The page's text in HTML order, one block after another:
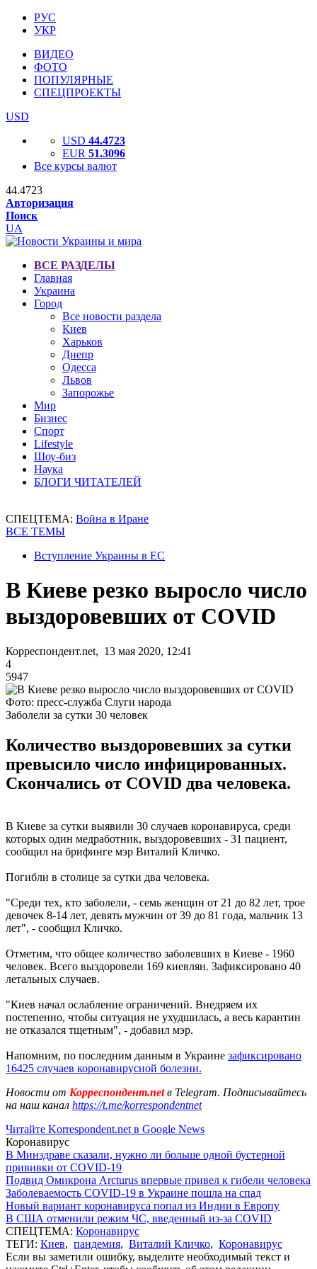
РУС
УКР
ВИДЕО
ФОТО
ПОПУЛЯРНЫЕ
СПЕЦПРОЕКТЫ
USD
USD 44.4723
EUR 51.3096
Все курсы валют
44.4723
Авторизация
Поиск
UA
ВСЕ РАЗДЕЛЫ
Главная
Украина
Город
Все новости раздела
Киев
Харьков
Днепр
Одесса
Львов
Запорожье
Мир
Бизнес
Спорт
Lifestyle
Шоу-биз
Наука
БЛОГИ ЧИТАТЕЛЕЙ
СПЕЦТЕМА: Война в Иране
ВСЕ ТЕМЫ
Вступление Украины в ЕС
В Киеве резко выросло число
выздоровевших от COVID
Корреспондент.net, 13 мая 2020, 12:41
4
5947
Фото: пресс-служба Слуги народа
Заболели за сутки 30 человек
Количество выздоровевших за сутки
превысило число инфицированных.
Скончались от COVID два человека.
В Киеве за сутки выявили 30 случаев коронавируса, среди
которых один медработник, выздоровевших - 31 пациент,
сообщил на брифинге мэр Виталий Кличко.
Погибли в столице за сутки два человека.
"Среди тех, кто заболели, - семь женщин от 21 до 82 лет, трое
девочек 8-14 лет, девять мужчин от 39 до 81 года, мальчик 13
лет", - сообщил Кличко.
Отметим, что общее количество заболевших в Киеве - 1960
человек. Всего выздоровели 169 киевлян. Зафиксировано 40
летальных случаев.
"Киев начал ослабление ограничений. Внедряем их
постепенно, чтобы ситуация не ухудшилась, а весь карантин
не отказался тщетным", - добавил мэр.
Напомним, по последним данным в Украине зафиксировано
16425 случаев коронавирусной болезни.
Новости от Корреспондент.netв Telegram. Подписывайтесь
на наш канал https://t.me/korrespondentnet
Читайте Korrespondent.net в Google News
Коронавирус
В Минздраве сказали, нужно ли больше одной бустерной
прививки от COVID-19
Подвид Омикрона Arcturus впервые привел к гибели человека
Заболеваемость COVID-19 в Украине пошла на спад
Новый вариант коронавируса попал из Индии в Европу
В США отменили режим ЧС, введенный из-за COVID
СПЕЦТЕМА: Коронавирус
ТЕГИ: Киев, пандемия, Виталий Кличко, Коронавирус
Если вы заметили ошибку, выделите необходимый текст и